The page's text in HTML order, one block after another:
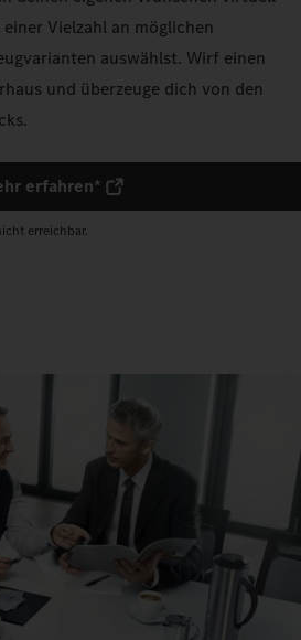
Vielzahl an möglichen
auswählst. Wirf einen
und überzeuge dich von den
erfahren*
erreichbar.